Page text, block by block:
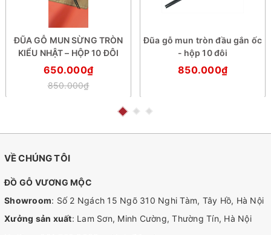
ĐŨA GỖ MUN SỪNG TRÒN
KIỂU NHẬT – HỘP 10 ĐÔI
650.000₫
850.000₫
Đũa gỗ mun tròn đầu gắn ốc
- hộp 10 đôi
850.000₫
VỀ CHÚNG TÔI
ĐỒ GỖ VƯƠNG MỘC
Showroom: Số 2 Ngách 15 Ngõ 310 Nghi Tàm, Tây Hồ, Hà Nội
Xưởng sản xuất: Lam Sơn, Minh Cường, Thường Tín, Hà Nội